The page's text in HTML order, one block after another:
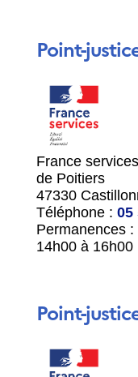
Point-
France
de Poitiers
47330
Téléphone : 05
Permanences :
14h00 à 16h00
Point-